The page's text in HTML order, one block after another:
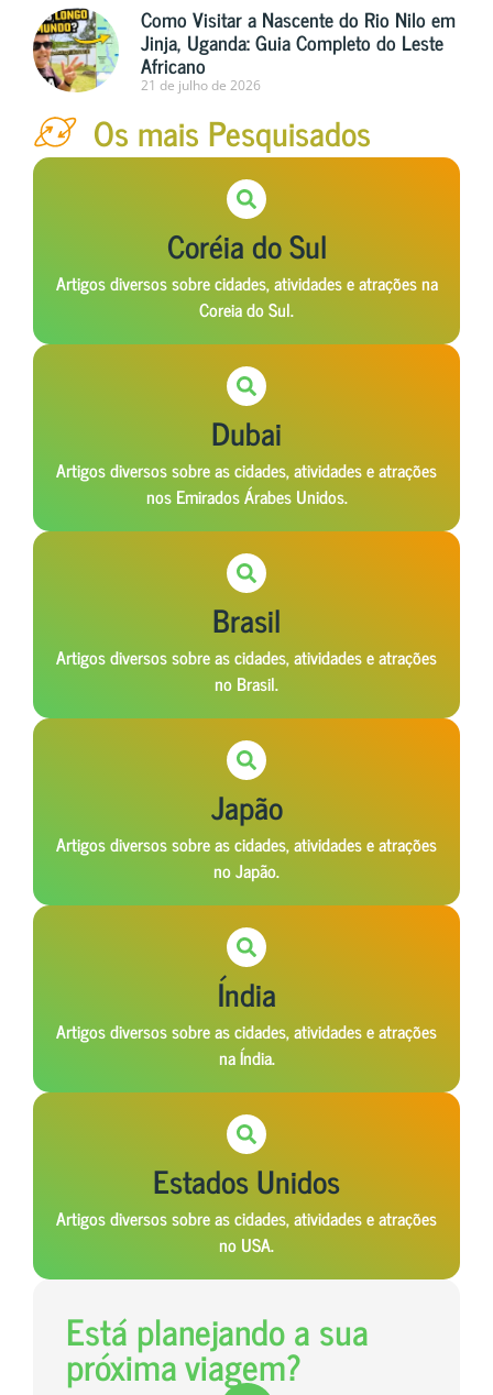
Como Visitar a Nascente do Rio Nilo em
Jinja, Uganda: Guia Completo do Leste
Africano
21 de julho de 2026
Os mais Pesquisados
Coréia do Sul
Artigos diversos sobre cidades, atividades e atrações na
Coreia do Sul.
Dubai
Artigos diversos sobre as cidades, atividades e atrações
nos Emirados Árabes Unidos.
Brasil
Artigos diversos sobre as cidades, atividades e atrações
no Brasil.
Japão
Artigos diversos sobre as cidades, atividades e atrações
no Japão.
Índia
Artigos diversos sobre as cidades, atividades e atrações
na Índia.
Estados Unidos
Artigos diversos sobre as cidades, atividades e atrações
no USA.
Está planejando a sua
próxima viagem?